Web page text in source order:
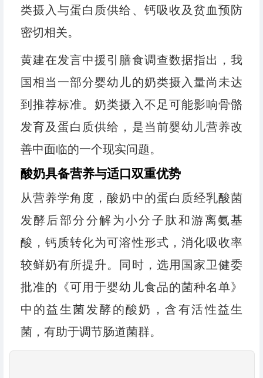
类摄入与蛋白质供给、钙吸收及贫血预防
密切相关。
黄建在发言中援引膳食调查数据指出，我
国相当一部分婴幼儿的奶类摄入量尚未达
到推荐标准。奶类摄入不足可能影响骨骼
发育及蛋白质供给，是当前婴幼儿营养改
善中面临的一个现实问题。
酸奶具备营养与适口双重优势
从营养学角度，酸奶中的蛋白质经乳酸菌
发酵后部分分解为小分子肽和游离氨基
酸，钙质转化为可溶性形式，消化吸收率
较鲜奶有所提升。同时，选用国家卫健委
批准的《可用于婴幼儿食品的菌种名单》
中的益生菌发酵的酸奶，含有活性益生
菌，有助于调节肠道菌群。